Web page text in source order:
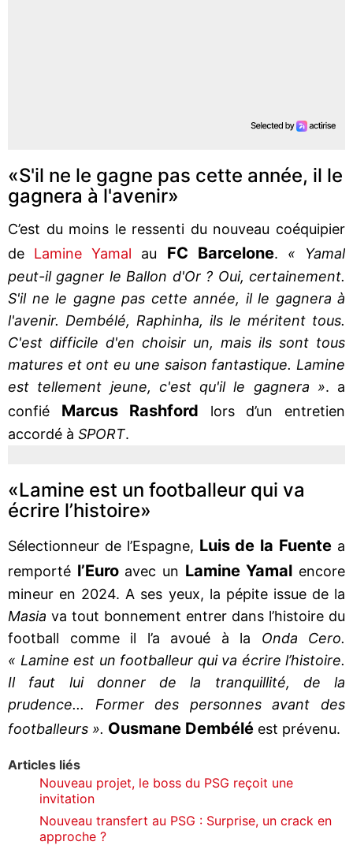
«S'il ne le gagne pas cette année, il le
gagnera à l'avenir»
C’est du moins le ressenti du nouveau coéquipier
de Lamine Yamal au FC Barcelone. « Yamal
peut-il gagner le Ballon d'Or ? Oui, certainement.
S'il ne le gagne pas cette année, il le gagnera à
l'avenir. Dembélé, Raphinha, ils le méritent tous.
C'est difficile d'en choisir un, mais ils sont tous
matures et ont eu une saison fantastique. Lamine
est tellement jeune, c'est qu'il le gagnera ». a
confié Marcus Rashford
lors d’un entretien
accordé à SPORT.
«Lamine est un footballeur qui va
écrire l’histoire»
Sélectionneur de l’Espagne, Luis de la Fuente a
remporté l’Euroavec un Lamine Yamal encore
mineur en 2024. A ses yeux, la pépite issue de la
Masia va tout bonnement entrer dans l’histoire du
football comme il l’a avoué à la Onda Cero.
« Lamine est un footballeur qui va écrire l’histoire.
Il faut lui donner de la tranquillité, de la
prudence... Former des personnes avant des
footballeurs ». Ousmane Dembélé est prévenu.
Articles liés
Nouveau projet, le boss du PSG reçoit une
invitation
Nouveau transfert au PSG : Surprise, un crack en
approche ?